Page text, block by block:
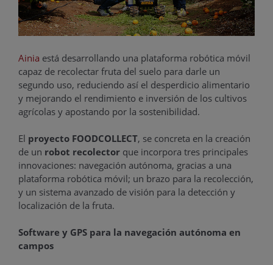
Ainia está desarrollando una plataforma robótica móvil
capaz de recolectar fruta del suelo para darle un
segundo uso, reduciendo así el desperdicio alimentario
y mejorando el rendimiento e inversión de los cultivos
agrícolas y apostando por la sostenibilidad.
El proyecto FOODCOLLECT, se concreta en la creación
de un robot recolector que incorpora tres principales
innovaciones: navegación autónoma, gracias a una
plataforma robótica móvil; un brazo para la recolección,
y un sistema avanzado de visión para la detección y
localización de la fruta.
Software y GPS para la navegación autónoma en
campos